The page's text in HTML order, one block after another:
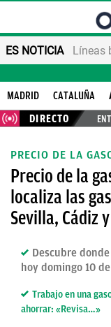
ES NOTICIA Líneas
MADRID CATALUÑA
DIRECTO
PRECIO DE LA
Precio de la
localiza las
Sevilla, Cádiz
Descubre
hoy domingo 10
Trabajo en una
ahorrar: «Revisa…»